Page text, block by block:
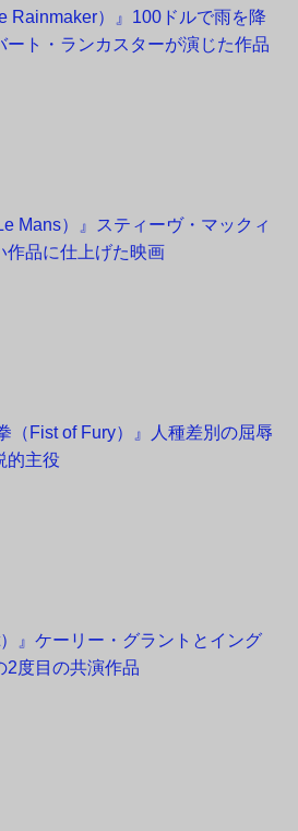
Rainmaker）』100ドルで雨を降
ート・ランカスターが演じた作品
Mans）』スティーヴ・マックィ
作品に仕上げた映画
（Fist of Fury）』人種差別の屈辱
的主役
』ケーリー・グラントとイング
2度目の共演作品